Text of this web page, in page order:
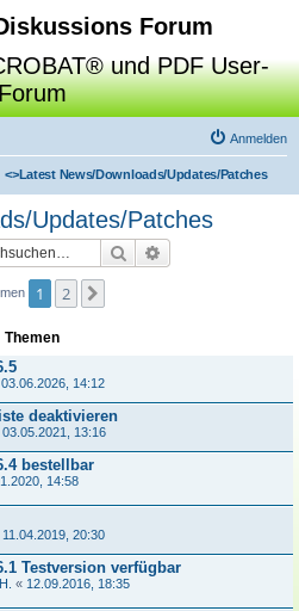
Forum
und PDF User-
Anmelden
<>Latest News/Downloads/Updates/Patches
Updates/Patches
Suche
1 2
Themen
03.06.2026, 14:12
deaktivieren
03.05.2021, 13:16
bestellbar
14:58
11.04.2019, 20:30
Testversion verfügbar
« 12.09.2016, 18:35